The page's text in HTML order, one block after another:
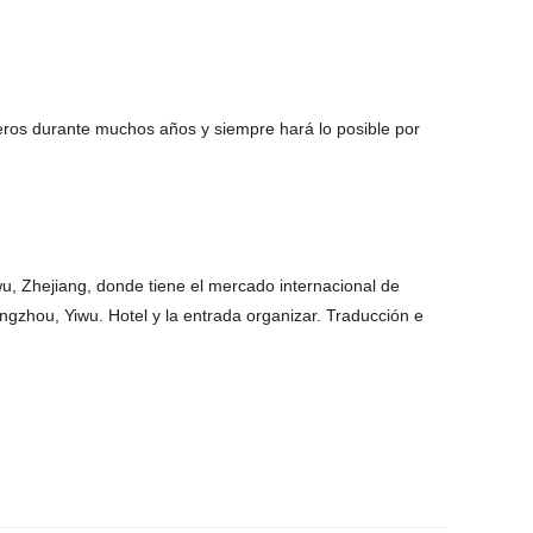
durante muchos años y siempre hará lo posible por
Zhejiang, donde tiene el mercado internacional de
Yiwu. Hotel y la entrada organizar. Traducción e